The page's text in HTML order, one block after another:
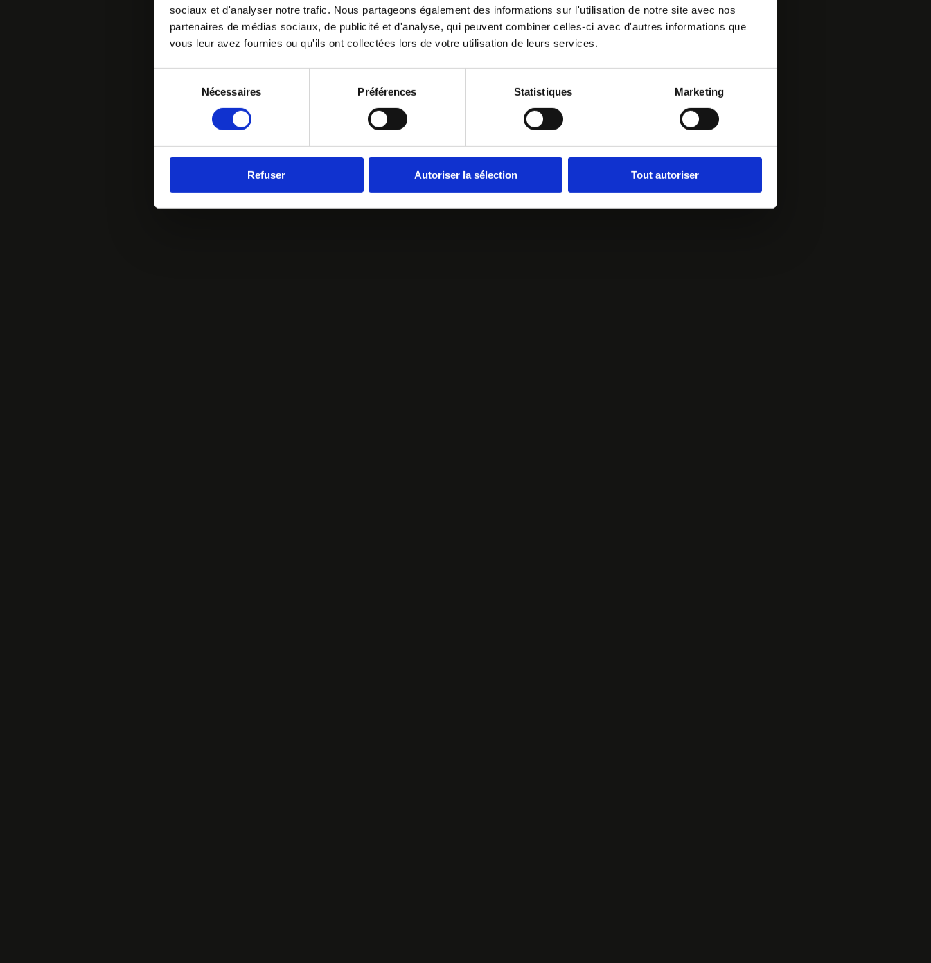
sociaux et d'analyser notre trafic. Nous partageons également des informations sur l'utilisation de notre site avec nos
partenaires de médias sociaux, de publicité et d'analyse, qui peuvent combiner celles-ci avec d'autres informations que
vous leur avez fournies ou qu'ils ont collectées lors de votre utilisation de leurs services.
consentement
Nécessaires Préférences Statistiques Marketing
Refuser Autoriser la sélection Tout autoriser